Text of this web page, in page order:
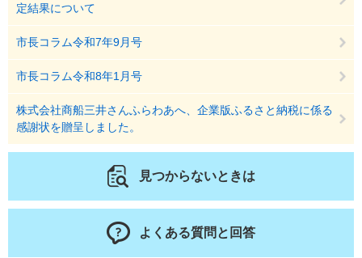
定結果について
市長コラム令和7年9月号
市長コラム令和8年1月号
株式会社商船三井さんふらわあへ、企業版ふるさと納税に係る
感謝状を贈呈しました。
見つからないときは
よくある質問と回答